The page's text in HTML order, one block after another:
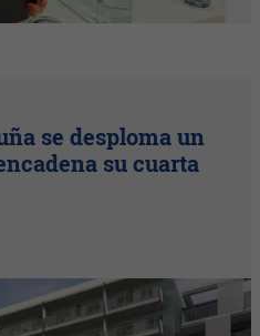
se desploma un
su cuarta